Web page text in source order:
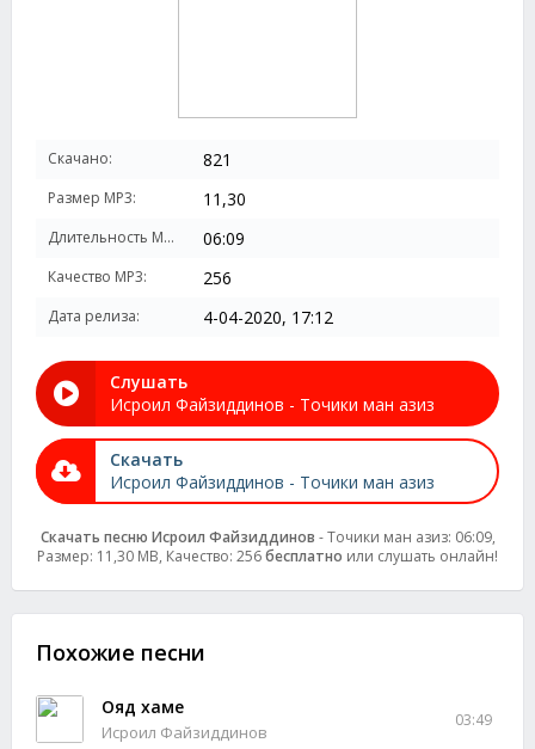
Скачано: 821
Размер MP3: 11,30
Длительность MP3: 06:09
Качество MP3: 256
Дата релиза: 4-04-2020, 17:12
Слушать
Исроил Файзиддинов - Точики ман азиз
Скачать
Исроил Файзиддинов - Точики ман азиз
Скачать песню Исроил Файзиддинов - Точики ман азиз: 06:09,
Размер: 11,30 MB, Качество: 256бесплатно или слушать онлайн!
Похожие песни
Ояд хаме
Исроил Файзиддинов
03:49